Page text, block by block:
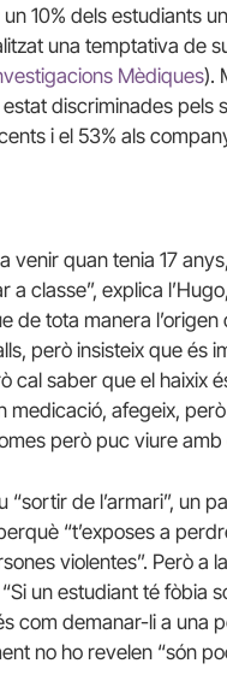
un 10% dels estudiants
una temptativa de
Mèdiques).
discriminades pels
i el 53% als
venir quan tenia 17
a classe”, explica
de tota manera
però insisteix que és
cal saber que el haixix
medicació, afegeix,
però puc viure amb
“sortir de l’armari”, un
“t’exposes a
violentes”. Però a
un estudiant té fòbia
com demanar-li a una
no ho revelen “són